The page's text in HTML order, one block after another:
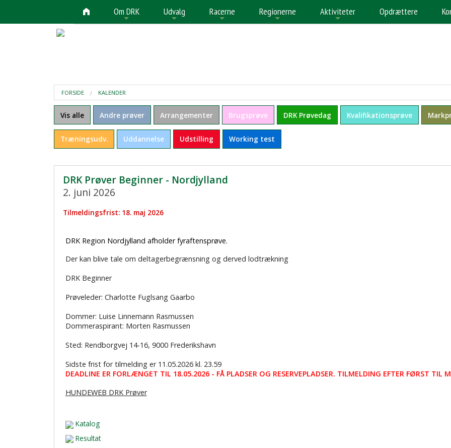
Om DRK Udvalg Racerne Regionerne Aktiviteter Opdrættere
FORSIDE KALENDER
Vis alle Andre prøver Arrangementer Brugsprøve DRK Prøvedag Kvalifikationsprøve
Træningsudv. Uddannelse Udstilling Working test
DRK Prøver Beginner - Nordjylland
2. juni 2026
Tilmeldingsfrist: 18. maj 2026
DRK Region Nordjylland afholder fyraftensprøve.
Der kan blive tale om deltagerbegrænsning og derved lodtrækning
DRK Beginner
Prøveleder: Charlotte Fuglsang Gaarbo
Dommer: Luise Linnemann Rasmussen
Dommeraspirant: Morten Rasmussen
Sted: Rendborgvej 14-16, 9000 Frederikshavn
Sidste frist for tilmelding er 11.05.2026 kl. 23.59
DEADLINE ER FORLÆNGET TIL 18.05.2026 - FÅ PLADSER OG RESERVEPLADSER. TILMELDING EFTER FØRST TIL
HUNDEWEB DRK Prøver
Katalog
Resultat